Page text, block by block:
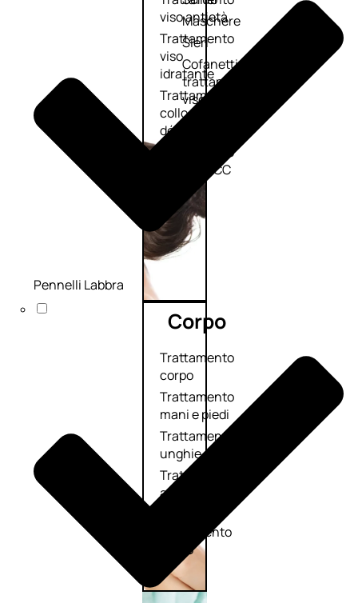
viso antietà
Trattamento
viso
idratante
Trattamento
collo e
décolleté
Trattamento
viso BB e CC
cream
Maschere
Sieri
Cofanetti
trattamento
viso
Corpo
Trattamento
corpo
Trattamento
mani e piedi
Trattamento
unghie
Trattamento
anticellulite
trattamento
corpo
Pennelli Labbra